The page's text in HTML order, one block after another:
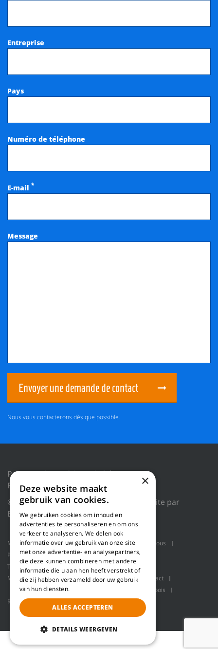
Entreprise
Pays
Numéro de téléphone
E-mail *
Message
Envoyer une demande de contact
Nous vous contacterons dès que possible.
Politique de confidentialité
Réinitialiser les cookies
© 2018 WILLEMS BALING EQUIPMENT |
Site par
Blue Dragon Digital Technology.
Machines Applications produit
Qui sommes-nous
Projets
Service
Ligne de rabotage
Transport en vrac
Presses à balles
Manutention robotisée
Pallet packaging
Contact
Ligne de raffinage pour la fabrication de fibre de bois
Refiner
×
Deze website maakt
gebruik van cookies.
We gebruiken cookies om inhoud en
advertenties te personaliseren en om ons
verkeer te analyseren. We delen ook
informatie over uw gebruik van onze site
met onze advertentie- en analysepartners,
die deze kunnen combineren met andere
informatie die u aan hen heeft verstrekt of
die zij hebben verzameld door uw gebruik
van hun diensten.
ALLES ACCEPTEREN
DETAILS WEERGEVEN